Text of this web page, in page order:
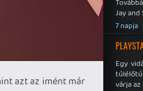
azt az imént már
Jay
No
7 napja
Egy
várja